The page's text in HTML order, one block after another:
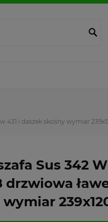
i daszek skośny wymiar
Sus 342